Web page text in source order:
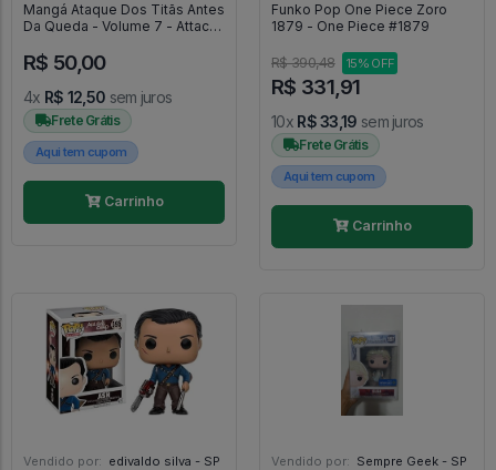
Mangá Ataque Dos Titãs Antes
Da Queda - Volume 7 - Attack
R$ 50,00
4x R$ 12,50 sem juros
Frete Grátis
Aqui tem cupom
Carrinho
Funko Pop One Piece Zoro
1879 - One Piece #1879
R$ 390,48 15% OFF
R$ 331,91
10x R$ 33,19 sem juros
Frete Grátis
Aqui tem cupom
Carrinho
Vendido por: edivaldo silva - SP Vendido por: Sempre Geek - SP